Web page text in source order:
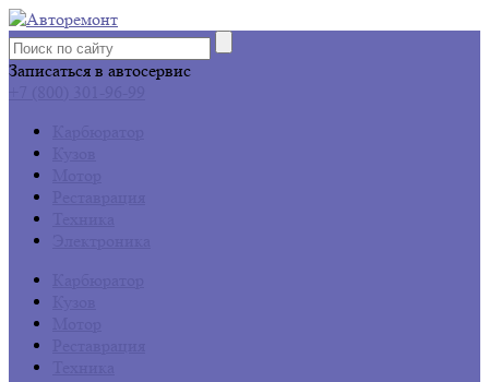
Записаться в автосервис